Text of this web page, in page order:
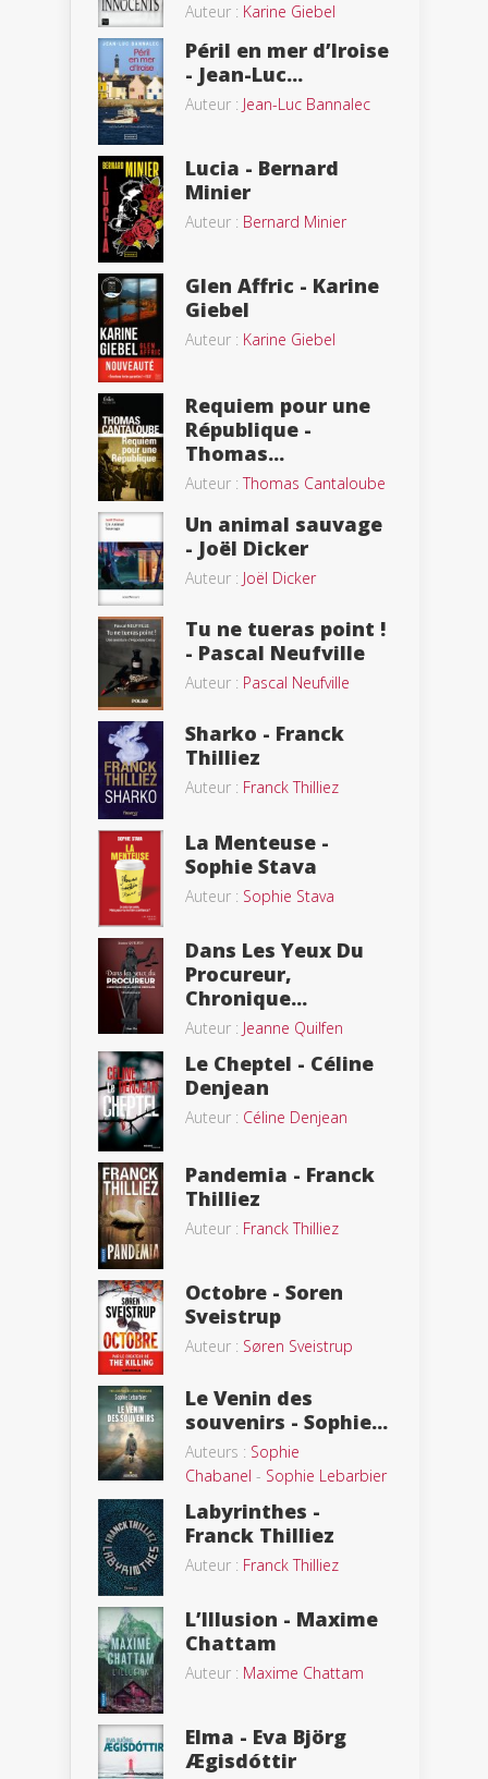
Auteur : Karine Giebel
Péril en mer d’Iroise
- Jean-Luc...
Auteur : Jean-Luc Bannalec
Lucia - Bernard
Minier
Auteur : Bernard Minier
Glen Affric - Karine
Giebel
Auteur : Karine Giebel
Requiem pour une
République -
Thomas...
Auteur :Thomas Cantaloube
Un animal sauvage
- Joël Dicker
Auteur : Joël Dicker
Tu ne tueras point !
- Pascal Neufville
Auteur : Pascal Neufville
Sharko - Franck
Thilliez
Auteur : Franck Thilliez
La Menteuse -
Sophie Stava
Auteur : Sophie Stava
Dans Les Yeux Du
Procureur,
Chronique...
Auteur : Jeanne Quilfen
Le Cheptel - Céline
Denjean
Auteur : Céline Denjean
Pandemia - Franck
Thilliez
Auteur : Franck Thilliez
Octobre - Soren
Sveistrup
Auteur : Søren Sveistrup
Le Venin des
souvenirs - Sophie...
Auteurs : Sophie
Chabanel - Sophie Lebarbier
Labyrinthes -
Franck Thilliez
Auteur : Franck Thilliez
L’Illusion - Maxime
Chattam
Auteur : Maxime Chattam
Elma - Eva Björg
Ægisdóttir